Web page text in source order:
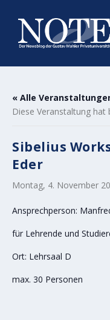
« Alle
Diese Veranstaltung
Sibelius
Eder
Montag, 4. November
Ansprechperson:
für Lehrende und
Ort: Lehrsaal D
max. 30 Personen